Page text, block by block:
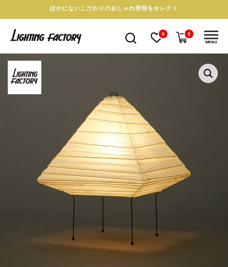
ほかにないこだわりのおしゃれ照明をセレクト
0 0
MENU